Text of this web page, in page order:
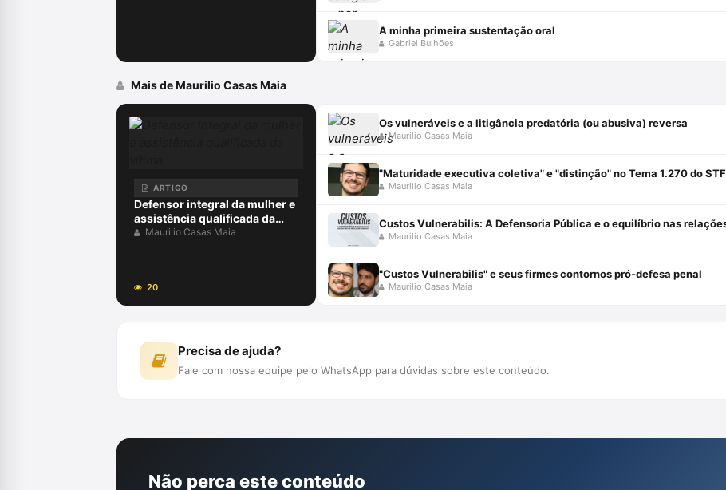
A minha primeira sustentação oral
Gabriel Bulhões
Mais de Maurilio Casas Maia
ARTIGO
Defensor integral da mulher e
assistência qualificada da
vítima
Maurilio Casas Maia
20
Os vulneráveis e a litigância predatória (ou abusiva) reversa
Maurilio Casas Maia
"Maturidade executiva coletiva" e "distinção" no Tema 1.270 do STF
Maurilio Casas Maia
Maurilio Casas Maia
"Custos Vulnerabilis" e seus firmes contornos pró-defesa penal
Maurilio Casas Maia
Precisa de ajuda?
Fale com nossa equipe pelo WhatsApp para dúvidas sobre este conteúdo.
Não perca este conteúdo